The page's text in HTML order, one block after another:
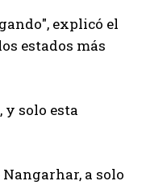
explicó el
estados más
y solo esta
a solo